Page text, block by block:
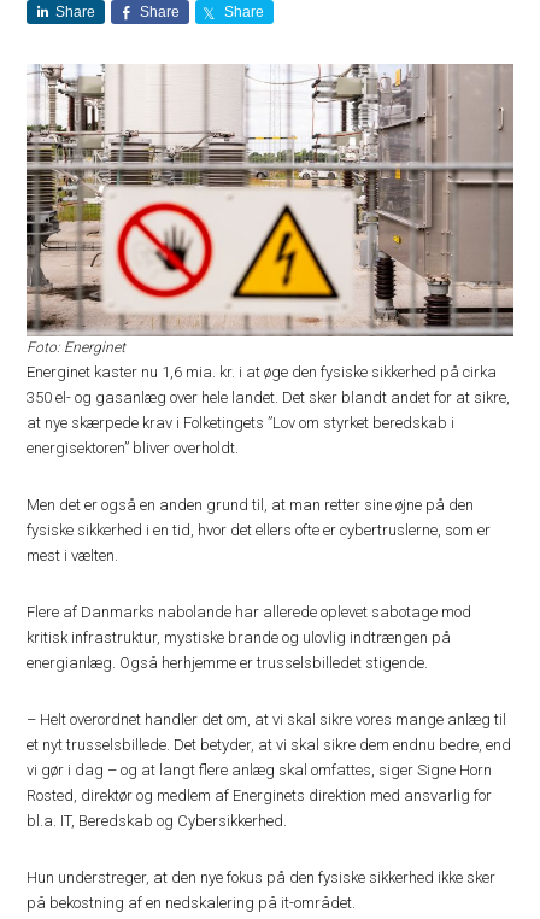
Share Share Share
Foto: Energinet
Energinet kaster nu 1,6 mia. kr. i at øge den fysiske sikkerhed på cirka
350 el- og gasanlæg over hele landet. Det sker blandt andet for at sikre,
at nye skærpede krav i Folketingets ”Lov om styrket beredskab i
energisektoren” bliver overholdt.
Men det er også en anden grund til, at man retter sine øjne på den
fysiske sikkerhed i en tid, hvor det ellers ofte er cybertruslerne, som er
mest i vælten.
Flere af Danmarks nabolande har allerede oplevet sabotage mod
kritisk infrastruktur, mystiske brande og ulovlig indtrængen på
energianlæg. Også herhjemme er trusselsbilledet stigende.
– Helt overordnet handler det om, at vi skal sikre vores mange anlæg til
et nyt trusselsbillede. Det betyder, at vi skal sikre dem endnu bedre, end
vi gør i dag – og at langt flere anlæg skal omfattes, siger Signe Horn
Rosted, direktør og medlem af Energinets direktion med ansvarlig for
bl.a. IT, Beredskab og Cybersikkerhed.
Hun understreger, at den nye fokus på den fysiske sikkerhed ikke sker
på bekostning af en nedskalering på it-området.